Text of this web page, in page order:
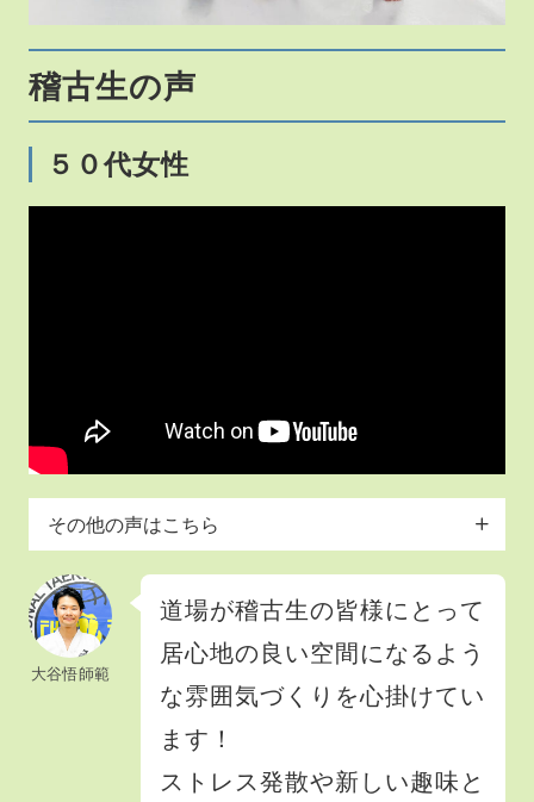
稽古生の声
５０代女性
その他の声はこちら
大谷悟師範
道場が稽古生の皆様にとって
居心地の良い空間になるよう
な雰囲気づくりを心掛けてい
ます！
ストレス発散や新しい趣味と